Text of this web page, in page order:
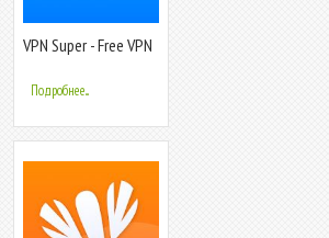
VPN Super - Free VPN
Secure App
Подробнее...